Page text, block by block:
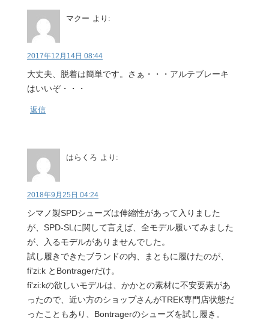
マクー より:
2017年12月14日 08:44
大丈夫、脱着は簡単です。さぁ・・・アルテブレーキ
はいいぞ・・・
返信
はらくろ より:
2018年9月25日 04:24
シマノ製SPDシューズは伸縮性があって入りました
が、SPD-SLに関して言えば、全モデル履いてみました
が、入るモデルがありませんでした。
試し履きできたブランドの内、まともに履けたのが、
fi'zi:k とBontragerだけ。
fi'zi:kの欲しいモデルは、かかとの素材に不安要素があ
ったので、近い方のショップさんがTREK専門店状態だ
ったこともあり、Bontragerのシューズを試し履き。